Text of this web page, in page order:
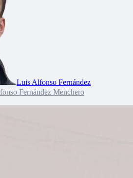
Luis Alfonso Fernández
Fernández Menchero